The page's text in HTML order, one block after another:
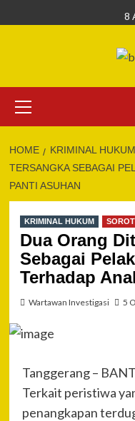
to
8
Menu
HOME KRIMINAL HUKUM
TERSANGKA SEBAGAI
PANTI ASUHAN
KRIMINAL HUKUM
Dua Orang
Sebagai
Terhadap
Wartawan Investigasi 5
Tanggerang –
Terkait peristiwa
penangkapan